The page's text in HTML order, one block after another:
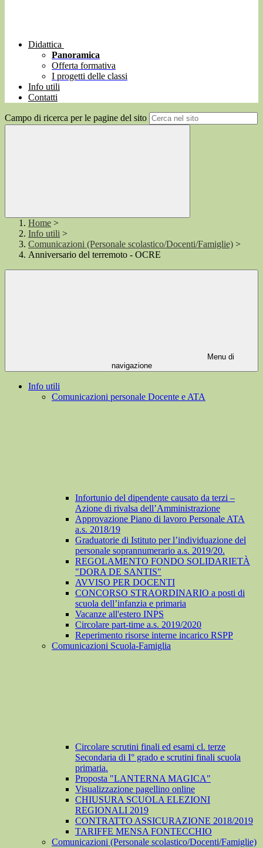
Didattica
Panoramica
Offerta formativa
I progetti delle classi
Info utili
Contatti
Campo di ricerca per le pagine del sito
Home >
Info utili >
Comunicazioni (Personale scolastico/Docenti/Famiglie) >
Anniversario del terremoto - OCRE
Menu di
navigazione
Info utili
Comunicazioni personale Docente e ATA
Infortunio del dipendente causato da terzi –
Azione di rivalsa dell’Amministrazione
Approvazione Piano di lavoro Personale ATA
a.s. 2018/19
Graduatorie di Istituto per l’individuazione del
personale soprannumerario a.s. 2019/20.
REGOLAMENTO FONDO SOLIDARIETÀ
"DORA DE SANTIS"
AVVISO PER DOCENTI
CONCORSO STRAORDINARIO a posti di
scuola dell’infanzia e primaria
Vacanze all'estero INPS
Circolare part-time a.s. 2019/2020
Reperimento risorse interne incarico RSPP
Comunicazioni Scuola-Famiglia
Circolare scrutini finali ed esami cl. terze
Secondaria di I° grado e scrutini finali scuola
primaria.
Proposta "LANTERNA MAGICA"
Visualizzazione pagellino online
CHIUSURA SCUOLA ELEZIONI
REGIONALI 2019
CONTRATTO ASSICURAZIONE 2018/2019
TARIFFE MENSA FONTECCHIO
Comunicazioni (Personale scolastico/Docenti/Famiglie)